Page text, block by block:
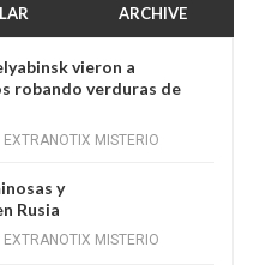
ARCHIVE
vieron a
robando verduras de
EXTRANOTIX MISTERIO
y
Rusia
EXTRANOTIX MISTERIO